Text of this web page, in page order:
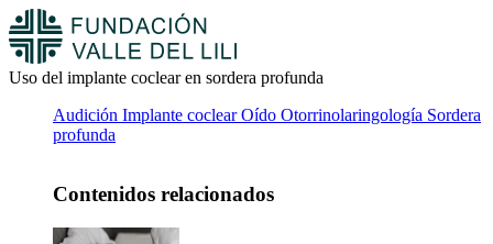
Uso del implante coclear en sordera profunda
Audición Implante coclearOído Otorrinolaringología Sordera
profunda
Contenidos relacionados